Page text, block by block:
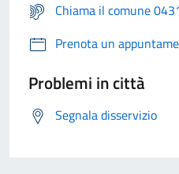
Chiama il comune
Prenota un
Problemi in città
Segnala disservizio